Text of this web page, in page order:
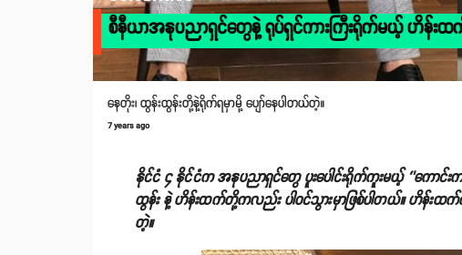
စီနီယာအနုပညာရှင်တွေနဲ့ ရုပ်ရှင်ကားကြီးရိုက်မယ့် ဟိန်း
နေတိုး၊ ထွန်းထွန်းတို့နဲ့ရိုက်ရမှာမို့ ပျော်နေပါတယ်တဲ့။
7 years ago
နိုင်ငံ ၄ နိုင်ငံက အနုပညာရှင်တွေ ပူးပေါင်းရိုက်ကူးမယ့် ‘’ကောင်း
ထွန်း နဲ့ ဟိန်းထက်တို့ကလည်း ပါဝင်သွားမှာဖြစ်ပါတယ်။ ဟိန်းထ
တဲ့။